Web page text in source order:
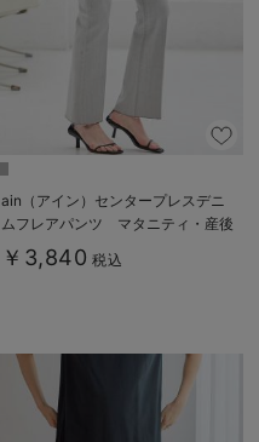
ain（アイン）センタープレスデニ
ムフレアパンツ マタニティ・産後
【出産後も長く使える】
￥3,840 税込